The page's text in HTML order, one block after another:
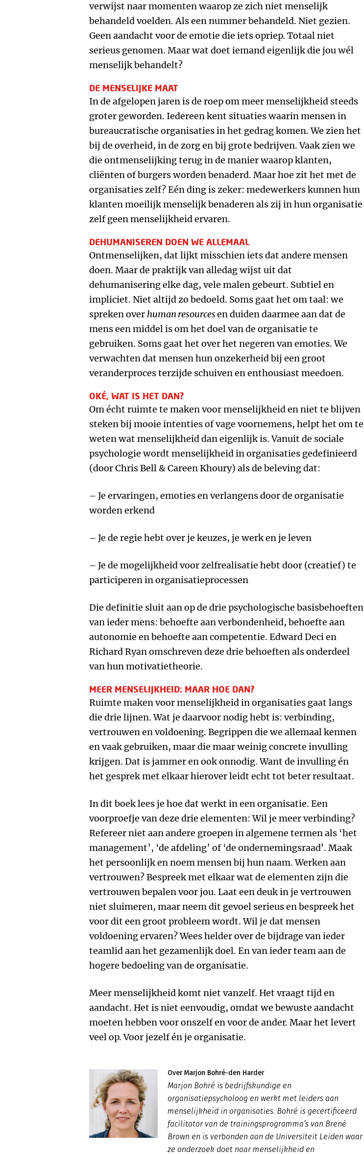
verwijst naar momenten waarop ze zich niet menselijk
behandeld voelden. Als een nummer behandeld. Niet gezien.
Geen aandacht voor de emotie die iets opriep. Totaal niet
serieus genomen. Maar wat doet iemand eigenlijk die jou wél
menselijk behandelt?
DE MENSELIJKE MAAT
In de afgelopen jaren is de roep om meer menselijkheid steeds
groter geworden. Iedereen kent situaties waarin mensen in
bureaucratische organisaties in het gedrag komen. We zien het
bij de overheid, in de zorg en bij grote bedrijven. Vaak zien we
die ontmenselijking terug in de manier waarop klanten,
cliënten of burgers worden benaderd. Maar hoe zit het met de
organisaties zelf? Eén ding is zeker: medewerkers kunnen hun
klanten moeilijk menselijk benaderen als zij in hun organisatie
zelf geen menselijkheid ervaren.
DEHUMANISEREN DOEN WE ALLEMAAL
Ontmenselijken, dat lijkt misschien iets dat andere mensen
doen. Maar de praktijk van alledag wijst uit dat
dehumanisering elke dag, vele malen gebeurt. Subtiel en
impliciet. Niet altijd zo bedoeld. Soms gaat het om taal: we
spreken over human resourcesen duiden daarmee aan dat de
mens een middel is om het doel van de organisatie te
gebruiken. Soms gaat het over het negeren van emoties. We
verwachten dat mensen hun onzekerheid bij een groot
veranderproces terzijde schuiven en enthousiast meedoen.
OKÉ, WAT IS HET DAN?
Om écht ruimte te maken voor menselijkheid en niet te blijven
steken bij mooie intenties of vage voornemens, helpt het om te
weten wat menselijkheid dan eigenlijk is. Vanuit de sociale
psychologie wordt menselijkheid in organisaties gedefinieerd
(door Chris Bell & Careen Khoury) als de beleving dat:
– Je ervaringen, emoties en verlangens door de organisatie
worden erkend
– Je de regie hebt over je keuzes, je werk en je leven
– Je de mogelijkheid voor zelfrealisatie hebt door (creatief) te
participeren in organisatieprocessen
Die definitie sluit aan op de drie psychologische basisbehoeften
van ieder mens: behoefte aan verbondenheid, behoefte aan
autonomie en behoefte aan competentie. Edward Deci en
Richard Ryan omschreven deze drie behoeften als onderdeel
van hun motivatietheorie.
MEER MENSELIJKHEID: MAAR HOE DAN?
Ruimte maken voor menselijkheid in organisaties gaat langs
die drie lijnen. Wat je daarvoor nodig hebt is: verbinding,
vertrouwen en voldoening. Begrippen die we allemaal kennen
en vaak gebruiken, maar die maar weinig concrete invulling
krijgen. Dat is jammer en ook onnodig. Want de invulling én
het gesprek met elkaar hierover leidt echt tot beter resultaat.
In dit boek lees je hoe dat werkt in een organisatie. Een
voorproefje van deze drie elementen: Wil je meer verbinding?
Refereer niet aan andere groepen in algemene termen als ‘het
management’, ‘de afdeling’ of ‘de ondernemingsraad’. Maak
het persoonlijk en noem mensen bij hun naam. Werken aan
vertrouwen? Bespreek met elkaar wat de elementen zijn die
vertrouwen bepalen voor jou. Laat een deuk in je vertrouwen
niet sluimeren, maar neem dit gevoel serieus en bespreek het
voor dit een groot probleem wordt. Wil je dat mensen
voldoening ervaren? Wees helder over de bijdrage van ieder
teamlid aan het gezamenlijk doel. En van ieder team aan de
hogere bedoeling van de organisatie.
Meer menselijkheid komt niet vanzelf. Het vraagt tijd en
aandacht. Het is niet eenvoudig, omdat we bewuste aandacht
moeten hebben voor onszelf en voor de ander. Maar het levert
veel op. Voor jezelf én je organisatie.
Over Marjon Bohré-den Harder
Marjon Bohré is bedrijfskundige en
organisatiepsycholoog en werkt met leiders aan
menselijkheid in organisaties. Bohré is gecertificeerd
facilitator van de trainingsprogramma’s van Brené
Brown en is verbonden aan de Universiteit Leiden waar
ze onderzoek doet naar menselijkheid en